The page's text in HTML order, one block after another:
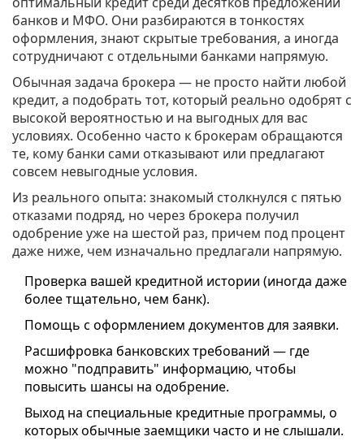
банков и МФО. Они разбираются в тонкостях
оформления, знают скрытые требования, а иногда
сотрудничают с отдельными банками напрямую.
Обычная задача брокера — не просто найти любой
кредит, а подобрать тот, который реально одобрят с
высокой вероятностью и на выгодных для вас
условиях. Особенно часто к брокерам обращаются
те, кому банки сами отказывают или предлагают
совсем невыгодные условия.
Из реального опыта: знакомый столкнулся с пятью
отказами подряд, но через брокера получил
одобрение уже на шестой раз, причем под процент
даже ниже, чем изначально предлагали напрямую.
Проверка вашей кредитной истории (иногда даже
более тщательно, чем банк).
Помощь с оформлением документов для заявки.
Расшифровка банковских требований — где
можно "подправить" информацию, чтобы
повысить шансы на одобрение.
Выход на специальные кредитные программы, о
которых обычные заемщики часто и не слышали.